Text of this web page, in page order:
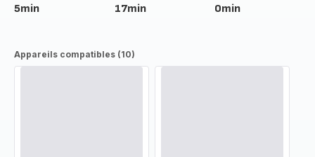
5min 17min 0min
Appareils compatibles (10)